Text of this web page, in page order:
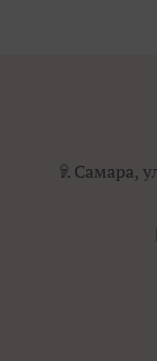
г. Самара,